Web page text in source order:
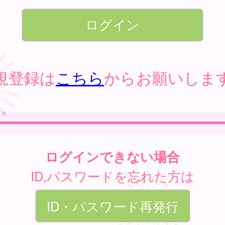
登録はこちらからお願いしま
ログインできない場合
ID,パスワードを忘れた方は
ID・パスワード再発行